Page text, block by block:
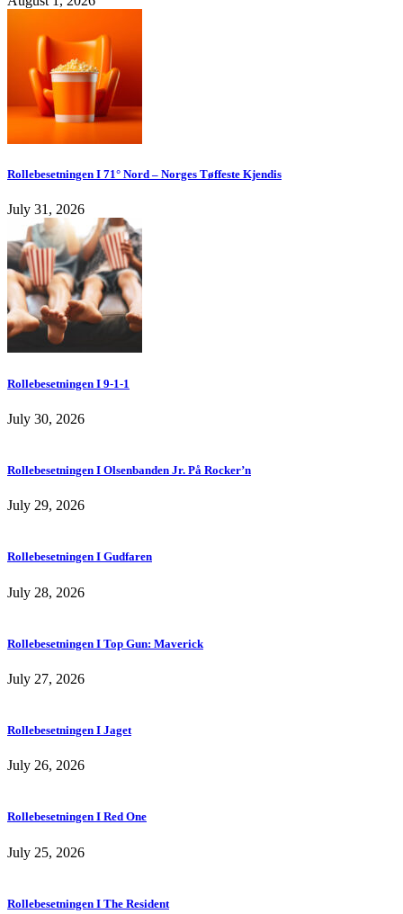
Rollebesetningen I 71° Nord – Norges Tøffeste Kjendis
July 31, 2026
Rollebesetningen I 9-1-1
July 30, 2026
Rollebesetningen I Olsenbanden Jr. På Rocker’n
July 29, 2026
Rollebesetningen I Gudfaren
July 28, 2026
Rollebesetningen I Top Gun: Maverick
July 27, 2026
Rollebesetningen I Jaget
July 26, 2026
Rollebesetningen I Red One
July 25, 2026
Rollebesetningen I The Resident